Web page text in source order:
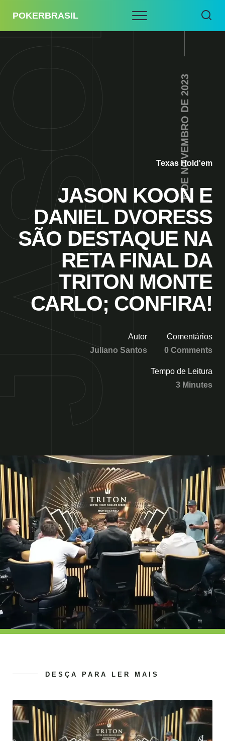
POKERBRASIL
6 DE NOVEMBRO DE 2023
Texas Hold'em
JASON KOON E
DANIEL DVORESS
SÃO DESTAQUE NA
RETA FINAL DA
TRITON MONTE
CARLO; CONFIRA!
Autor
Juliano Santos
Comentários
0 Comments
Tempo de Leitura
3 Minutes
DESÇA PARA LER MAIS